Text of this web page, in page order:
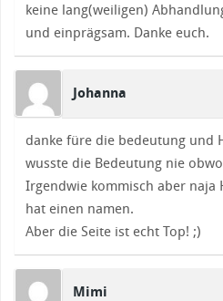
keine lang(weiligen)
und einprägsam. Danke euch.
Johanna
danke füre die bedeutung und
wusste die Bedeutung nie
Irgendwie kommisch aber naja
hat einen namen.
Aber die Seite ist echt Top! ;)
Mimi